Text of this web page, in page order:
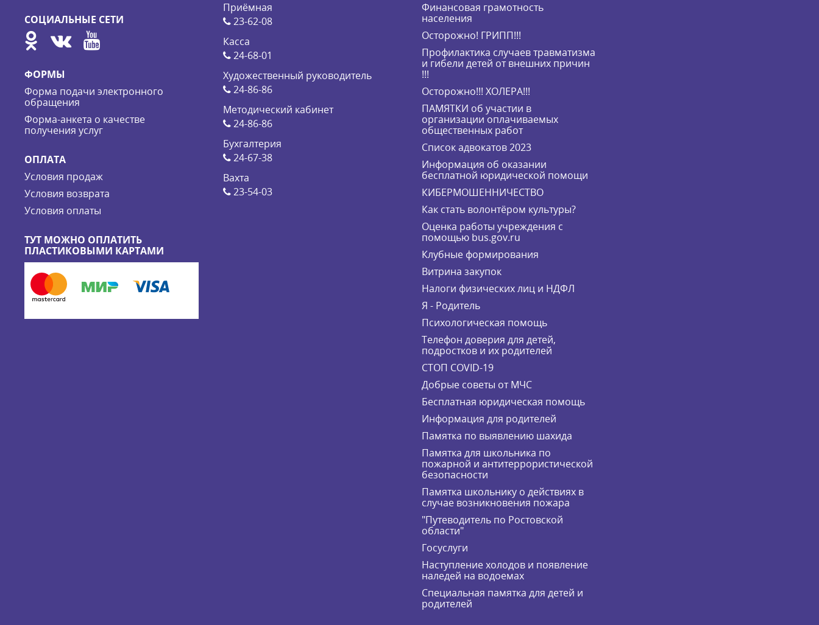
СОЦИАЛЬНЫЕ СЕТИ
ФОРМЫ
Форма подачи электронного
обращения
Форма-анкета о качестве
получения услуг
ОПЛАТА
Условия продаж
Условия возврата
Условия оплаты
ТУТ МОЖНО ОПЛАТИТЬ
ПЛАСТИКОВЫМИ КАРТАМИ
Приёмная
23-62-08
Касса
24-68-01
Художественный руководитель
24-86-86
Методический кабинет
24-86-86
Бухгалтерия
24-67-38
Вахта
23-54-03
Финансовая грамотность
населения
Осторожно! ГРИПП!!!
Профилактика случаев травматизма
и гибели детей от внешних причин
!!!
Осторожно!!! ХОЛЕРА!!!
ПАМЯТКИ об участии в
организации оплачиваемых
общественных работ
Список адвокатов 2023
Информация об оказании
бесплатной юридической помощи
КИБЕРМОШЕННИЧЕСТВО
Как стать волонтёром культуры?
Оценка работы учреждения с
помощью bus.gov.ru
Клубные формирования
Витрина закупок
Налоги физических лиц и НДФЛ
Я - Родитель
Психологическая помощь
Телефон доверия для детей,
подростков и их родителей
СТОП COVID-19
Добрые советы от МЧС
Бесплатная юридическая помощь
Информация для родителей
Памятка по выявлению шахида
Памятка для школьника по
пожарной и антитеррористической
безопасности
Памятка школьнику о действиях в
случае возникновения пожара
"Путеводитель по Ростовской
области"
Госуслуги
Наступление холодов и появление
наледей на водоемах
Специальная памятка для детей и
родителей